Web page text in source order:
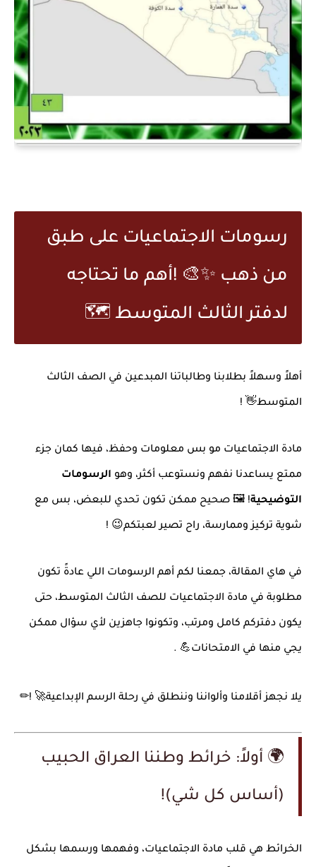
رسومات الاجتماعيات على طبق
من ذهب ! 🎨✨أهم ما تحتاجه
لدفتر الثالث المتوسط 🗺️
أهلاً وسهلاً بطلابنا وطالباتنا المبدعين في الصف الثالث
المتوسط! 👋
مادة الاجتماعيات مو بس معلومات وحفظ، فيها كمان جزء
ممتع يساعدنا نفهم ونستوعب أكثر، وهو الرسومات
التوضيحية! 🖼️ صحيح ممكن تكون تحدي للبعض، بس مع
شوية تركيز وممارسة، راح تصير لعبتكم! 😉
في هاي المقالة، جمعنا لكم أهم الرسومات اللي عادةً تكون
مطلوبة في مادة الاجتماعيات للصف الثالث المتوسط، حتى
يكون دفتركم كامل ومرتب، وتكونوا جاهزين لأي سؤال ممكن
يجي منها في الامتحانات. 💪
يلا نجهز أقلامنا وألواننا وننطلق في رحلة الرسم الإبداعية! 🚀
✏
🌍 أولاً: خرائط وطننا العراق الحبيب
(أساس كل شي!(
الخرائط هي قلب مادة الاجتماعيات، وفهمها ورسمها بشكل